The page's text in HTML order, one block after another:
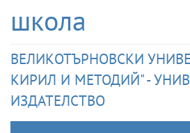
школа
ВЕЛИКОТЪРНОВСКИ
КИРИЛ И МЕТОДИЙ" -
ИЗДАТЕЛСТВО